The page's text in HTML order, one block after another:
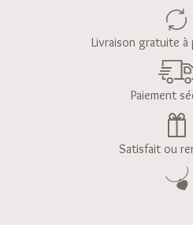
Livraison gratuite
Paiement
Satisfait ou